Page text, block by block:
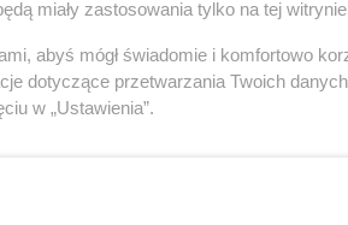
miały zastosowania tylko na tej
abyś mógł świadomie i komfortowo
dotyczące przetwarzania Twoich
w „Ustawienia”.